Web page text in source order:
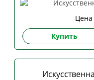
Цена
Купить